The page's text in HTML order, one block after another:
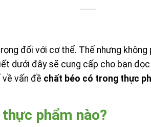
đối với cơ thể. Thế nhưng
dưới đây sẽ cung cấp cho bạn
về vấn đề chất béo có trong thực
phẩm nào?